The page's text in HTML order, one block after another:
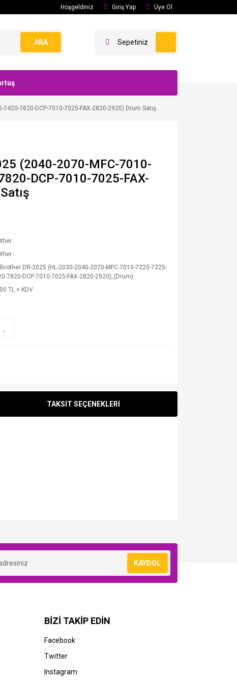
Hoşgeldiniz Giriş Yap Üye Ol
ARA Sepetiniz
7820-DCP-7010-7025-FAX-2820-2920) Drum Satış
(2040-2070-MFC-7010-
DCP-7010-7025-FAX-
DR-2025 (HL-2030-2040-2070-MFC-7010-7220-7225-
7820-DCP-7010-7025-FAX-2820-2920)_(Drum)
TL + KDV
TAKSİT SEÇENEKLERİ
KAYDOL
BİZİ TAKİP EDİN
Facebook
Twitter
Instagram